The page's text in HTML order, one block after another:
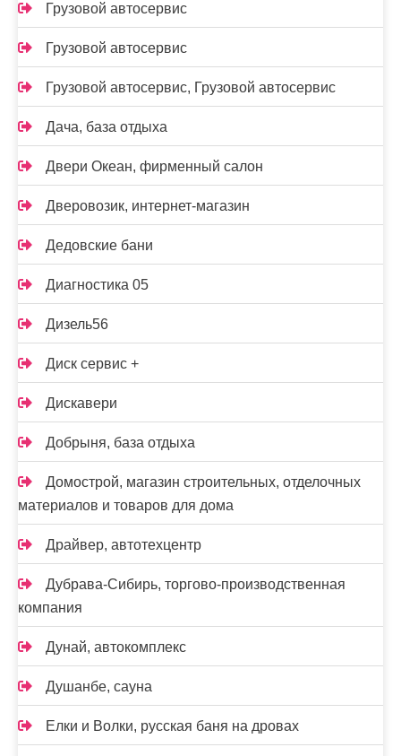
Грузовой автосервис
Грузовой автосервис
Грузовой автосервис, Грузовой автосервис
Дача, база отдыха
Двери Океан, фирменный салон
Дверовозик, интернет-магазин
Дедовские бани
Диагностика 05
Дизель56
Диск сервис +
Дискавери
Добрыня, база отдыха
Домострой, магазин строительных, отделочных
материалов и товаров для дома
Драйвер, автотехцентр
Дубрава-Сибирь, торгово-производственная
компания
Дунай, автокомплекс
Душанбе, сауна
Елки и Волки, русская баня на дровах